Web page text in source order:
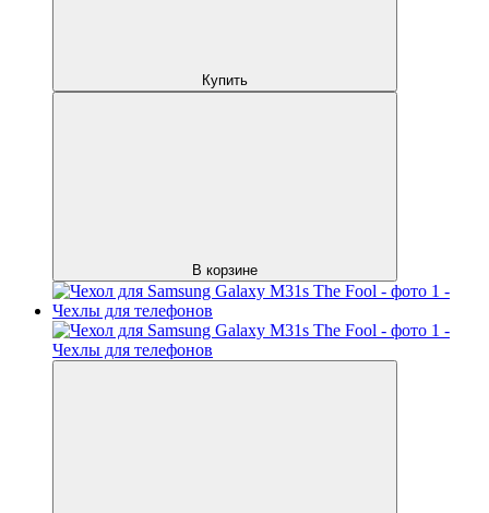
Купить
В корзине